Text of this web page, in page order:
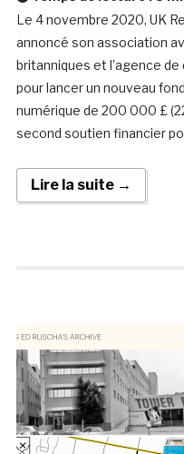
Le 4 novembre 2020, UK
annoncé son association
britanniques et l’agence
pour lancer un nouveau
numérique de 200 000 £
second soutien financier
Lire la suite →